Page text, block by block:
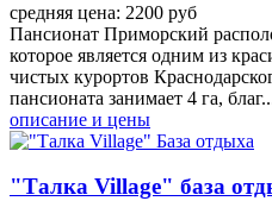
средняя цена: 2200 руб
Пансионат Приморский
которое является одним из
чистых курортов
пансионата занимает 4 га,
описание и цены
"Талка Village" база